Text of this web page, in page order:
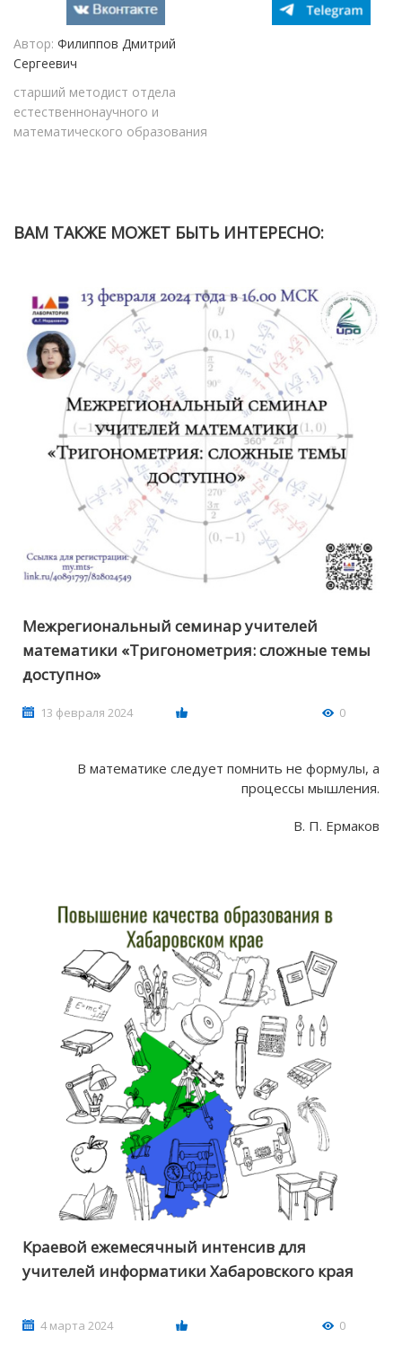
Автор: Филиппов Дмитрий
Сергеевич
старший методист отдела
естественнонаучного и
математического образования
ВАМ ТАКЖЕ МОЖЕТ БЫТЬ ИНТЕРЕСНО:
Межрегиональный семинар учителей
математики «Тригонометрия: сложные темы
доступно»
13 февраля 2024 0
В математике следует помнить не формулы, а
процессы мышления.
В. П. Ермаков
Краевой ежемесячный интенсив для
учителей информатики Хабаровского края
4 марта 2024 0